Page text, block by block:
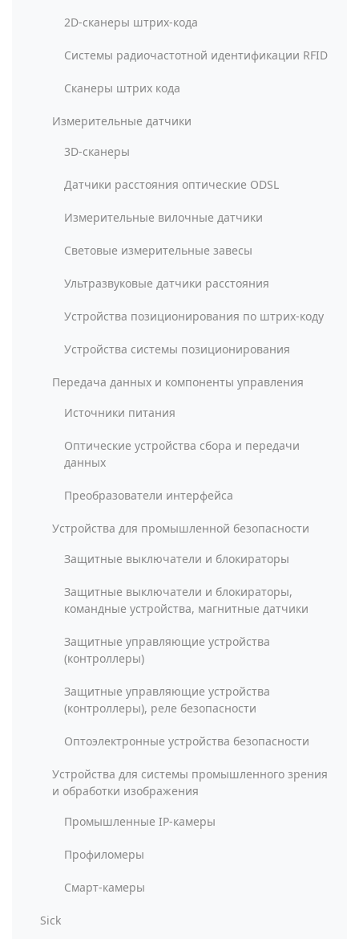
2D-сканеры штрих-кода
Системы радиочастотной идентификации RFID
Сканеры штрих кода
Измерительные датчики
3D-сканеры
Датчики расстояния оптические ODSL
Измерительные вилочные датчики
Световые измерительные завесы
Ультразвуковые датчики расстояния
Устройства позиционирования по штрих-коду
Устройства системы позиционирования
Передача данных и компоненты управления
Источники питания
Оптические устройства сбора и передачи
данных
Преобразователи интерфейса
Устройства для промышленной безопасности
Защитные выключатели и блокираторы
Защитные выключатели и блокираторы,
командные устройства, магнитные датчики
Защитные управляющие устройства
(контроллеры)
Защитные управляющие устройства
(контроллеры), реле безопасности
Оптоэлектронные устройства безопасности
Устройства для системы промышленного зрения
и обработки изображения
Промышленные IP-камеры
Профиломеры
Смарт-камеры
Sick